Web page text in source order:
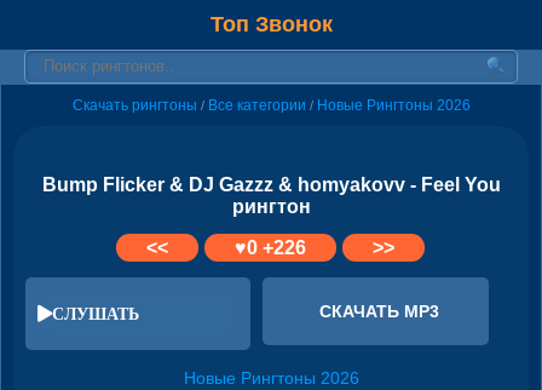
Топ Звонок
Скачать рингтоны / Все категории / Новые Рингтоны 2026
Bump Flicker & DJ Gazzz & homyakovv - Feel You
рингтон
<<
♥0+226 >>
СЛУШАТЬ СКАЧАТЬ MP3
Новые Рингтоны 2026